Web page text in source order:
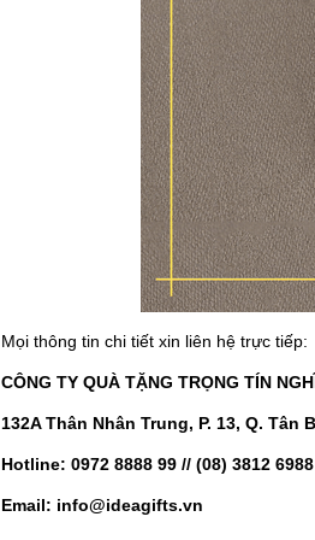
Mọi thông tin chi tiết xin liên hệ trực tiếp:
CÔNG TY QUÀ TẶNG TRỌNG TÍN
132A Thân Nhân Trung, P. 13, Q. Tân
Hotline: 0972 8888 99 // (08) 3812 6988
Email: info@ideagifts.vn